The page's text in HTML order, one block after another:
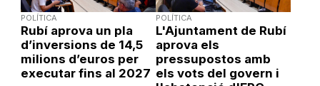
POLÍTICA
Rubí aprova un pla
d’inversions de 14,5
milions d’euros per
executar fins al 2027
POLÍTICA
L'Ajuntament de Rubí
aprova els
pressupostos amb
els vots del govern i